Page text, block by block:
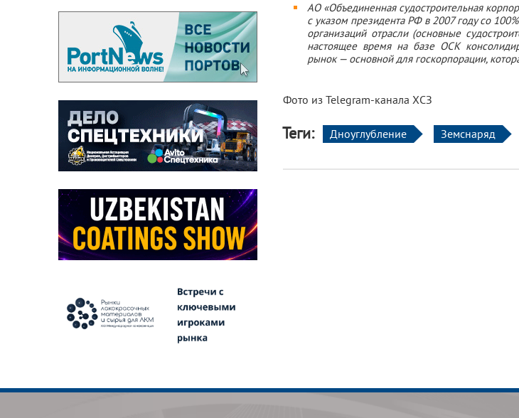
АО «Объединенная судостроительная
с указом президента РФ в 2007 году со
организаций отрасли (основные
настоящее время на базе ОСК
рынок — основной для госкорпорации,
Фото из Telegram-канала ХСЗ
Теги: Дноуглубление Земснаряд